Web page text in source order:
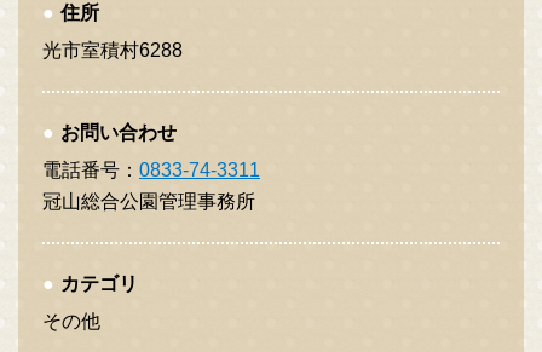
住所
光市室積村6288
お問い合わせ
電話番号： 0833-74-3311
冠山総合公園管理事務所
カテゴリ
その他